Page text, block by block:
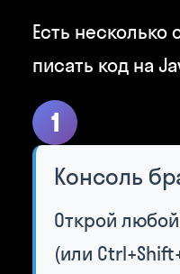
Есть несколько
писать код на
1
Консоль
Открой
(или